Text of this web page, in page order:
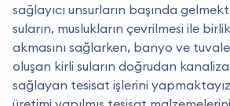
sağlayıcı unsurların başında
suların, muslukların çevrilmesi ile
akmasını sağlarken, banyo ve
oluşan kirli suların doğrudan
sağlayan tesisat işlerini